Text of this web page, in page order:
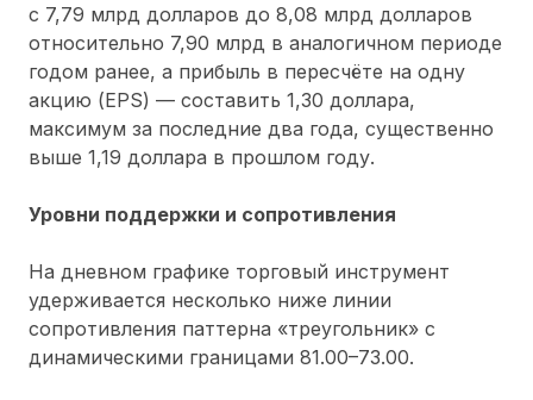
с 7,79 млрд долларов до 8,08 млрд долларов
относительно 7,90 млрд в аналогичном периоде
годом ранее, а прибыль в пересчёте на одну
акцию (EPS) — составить 1,30 доллара,
максимум за последние два года, существенно
выше 1,19 доллара в прошлом году.
Уровни поддержки и сопротивления
На дневном графике торговый инструмент
удерживается несколько ниже линии
сопротивления паттерна «треугольник» с
динамическими границами 81.00–73.00.